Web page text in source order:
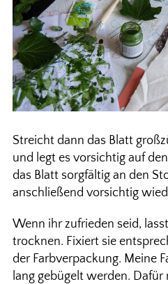
Streicht dann das Blatt
und legt es vorsichtig auf
das Blatt sorgfältig an den
anschließend vorsichtig
Wenn ihr zufrieden seid,
trocknen. Fixiert sie
der Farbverpackung. Meine
lang gebügelt werden.